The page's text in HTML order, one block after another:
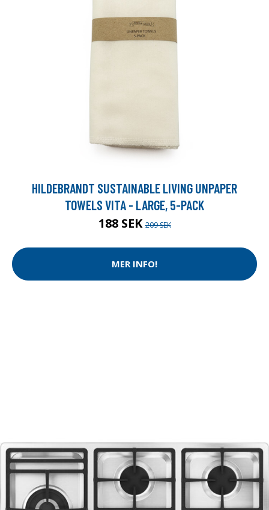
HILDEBRANDT SUSTAINABLE LIVING UNPAPER
TOWELS VITA - LARGE, 5-PACK
188 SEK209 SEK
MER INFO!